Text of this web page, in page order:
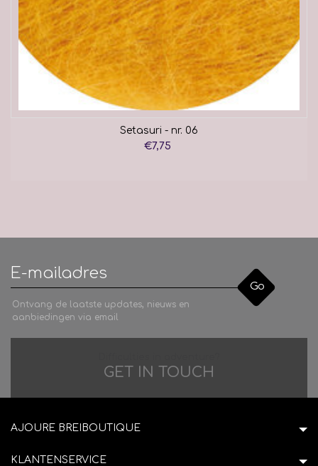
Setasuri - nr. 06
€7,75
Go
Ontvang de laatste updates, nieuws en
aanbiedingen via email
GET IN TOUCH
AJOURE BREIBOUTIQUE
KLANTENSERVICE